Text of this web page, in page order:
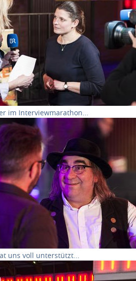
im Interviewmarathon...
version for:
uns voll unterstützt...
version for: